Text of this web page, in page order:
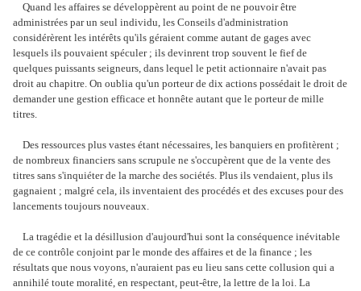
Quand les affaires se développèrent au point de ne pouvoir être
administrées par un seul individu, les Conseils d'administration
considérèrent les intérêts qu'ils géraient comme autant de gages avec
lesquels ils pouvaient spéculer ; ils devinrent trop souvent le fief de
quelques puissants seigneurs, dans lequel le petit actionnaire n'avait pas
droit au chapitre. On oublia qu'un porteur de dix actions possédait le droit de
demander une gestion efficace et honnête autant que le porteur de mille
titres.
Des ressources plus vastes étant nécessaires, les banquiers en profitèrent ;
de nombreux financiers sans scrupule ne s'occupèrent que de la vente des
titres sans s'inquiéter de la marche des sociétés. Plus ils vendaient, plus ils
gagnaient ; malgré cela, ils inventaient des procédés et des excuses pour des
lancements toujours nouveaux.
La tragédie et la désillusion d'aujourd'hui sont la conséquence inévitable
de ce contrôle conjoint par le monde des affaires et de la finance ; les
résultats que nous voyons, n'auraient pas eu lieu sans cette collusion qui a
annihilé toute moralité, en respectant, peut-être, la lettre de la loi. La